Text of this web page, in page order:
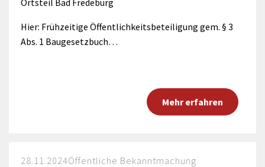
Ortsteil Bad Fredeburg
Hier: Frühzeitige Öffentlichkeitsbeteiligung gem. § 3
Abs. 1 Baugesetzbuch…
Mehr erfahren
28.11.2024Öffentliche Bekanntmachung